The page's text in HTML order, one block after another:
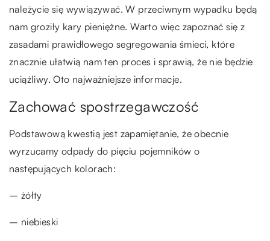
należycie się wywiązywać. W przeciwnym wypadku będą
nam groziły kary pieniężne. Warto więc zapoznać się z
zasadami prawidłowego segregowania śmieci, które
znacznie ułatwią nam ten proces i sprawią, że nie będzie
uciążliwy. Oto najważniejsze informacje.
Zachować spostrzegawczość
Podstawową kwestią jest zapamiętanie, że obecnie
wyrzucamy odpady do pięciu pojemników o
następujących kolorach:
– żółty
– niebieski